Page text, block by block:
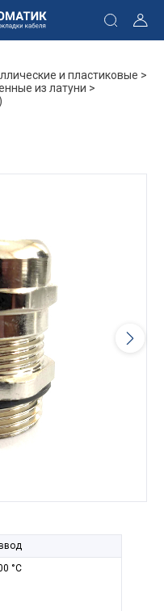
и пластиковые >
из латуни >
°С